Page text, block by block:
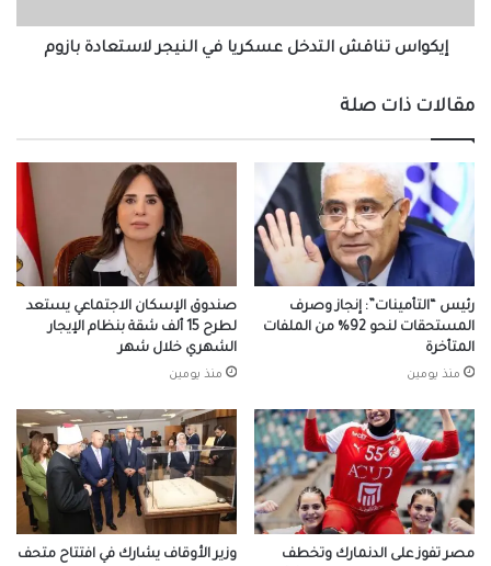
إيكواس تناقش التدخل عسكريا في النيجر لاستعادة بازوم
مقالات ذات صلة
رئيس “التأمينات”: إنجاز وصرف
المستحقات لنحو 92% من الملفات
المتأخرة
منذ يومين
صندوق الإسكان الاجتماعي يستعد
لطرح 15 ألف شقة بنظام الإيجار
الشهري خلال شهر
منذ يومين
مصر تفوز على الدنمارك وتخطف
وزير الأوقاف يشارك في افتتاح متحف